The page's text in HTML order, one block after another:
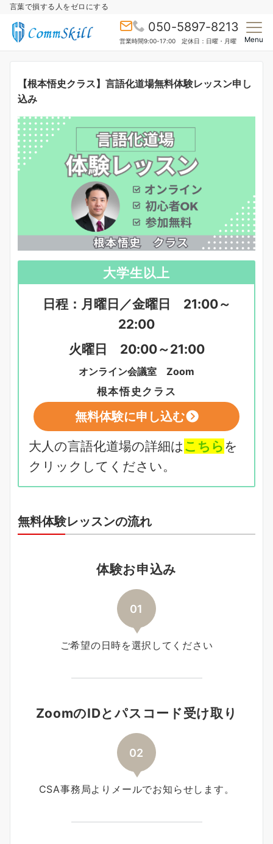
言葉で損する人をゼロにする
050-5897-8213
営業時間9:00-17:00 定休日：日曜・月曜 Menu
【根本悟史クラス】言語化道場無料体験レッスン申し
込み
大学生以上
日程：月曜日／金曜日 21:00～
22:00
火曜日 20:00～21:00
オンライン会議室 Zoom
根本悟史クラス
無料体験に申し込む
大人の言語化道場の詳細は こちら を
クリックしてください。
無料体験レッスンの流れ
体験お申込み
01
ご希望の日時を選択してください
ZoomのIDとパスコード受け取り
02
CSA事務局よりメールでお知らせします。